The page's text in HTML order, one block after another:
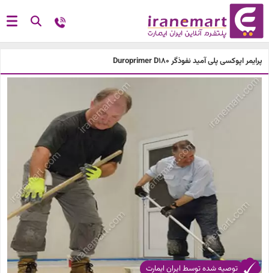
پرایمر اپوکسی‌ پلی‌ آمید نفوذگر Duroprimer D180
توصیه شده توسط ایران ایمارت